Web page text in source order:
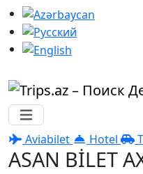
Aviabilet Hotel
ASAN BİLET